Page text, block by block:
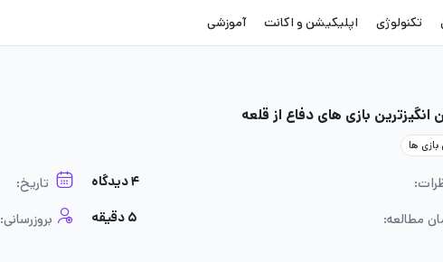
تکنولوژی اپلیکیشن و اکانت آموزشی
انگیزترین بازی های دفاع از قلعه
بازی ها
۴ دیدگاه تاریخ:
مطالعه: ۵ دقیقه بروزرسانی: